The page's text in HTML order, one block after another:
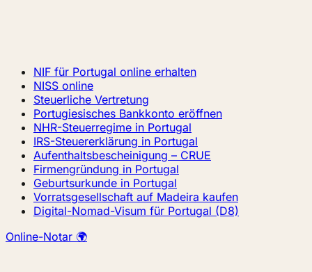
NIF für Portugal online erhalten
NISS online
Steuerliche Vertretung
Portugiesisches Bankkonto eröffnen
NHR-Steuerregime in Portugal
IRS-Steuererklärung in Portugal
Aufenthaltsbescheinigung – CRUE
Firmengründung in Portugal
Geburtsurkunde in Portugal
Vorratsgesellschaft auf Madeira kaufen
Digital-Nomad-Visum für Portugal (D8)
Online-Notar 🌍